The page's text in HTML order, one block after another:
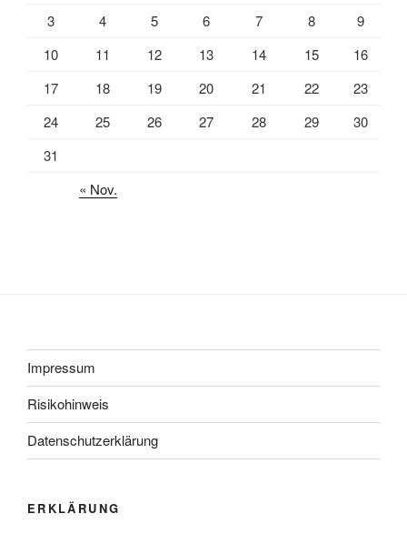
3
4 5 6 7 8
9
10
11 12 13 14 15
16
17
18 19 20 21 22
23
24
25 26 27 28 29
30
31
« Nov.
Impressum
Risikohinweis
Datenschutzerklärung
ERKLÄRUNG